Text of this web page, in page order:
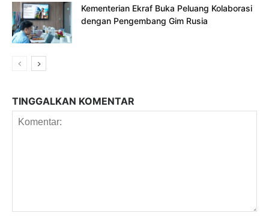
Kementerian Ekraf Buka Peluang Kolaborasi
dengan Pengembang Gim Rusia
TINGGALKAN KOMENTAR